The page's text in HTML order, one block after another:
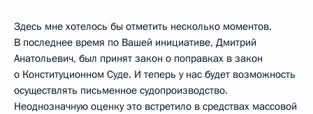
Здесь мне хотелось бы отметить несколько моментов.
В последнее время по Вашей инициативе, Дмитрий
Анатольевич, был принят закон о поправках в закон
о Конституционном Суде. И теперь у нас будет возможность
осуществлять письменное судопроизводство.
Неоднозначную оценку это встретило в средствах массовой